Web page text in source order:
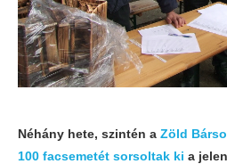
Néhány hete, szintén a Zöld
100 facsemetét sorsoltak ki a